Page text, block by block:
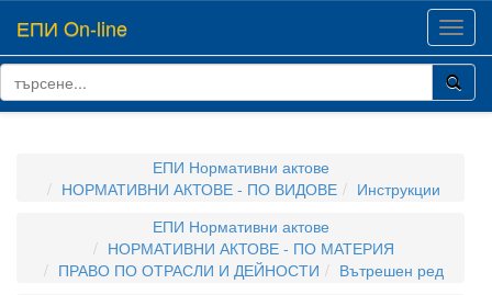
ЕПИ On-line
ЕПИ Нормативни актове
НОРМАТИВНИ АКТОВЕ - ПО ВИДОВЕ
Инструкции
ЕПИ Нормативни актове
НОРМАТИВНИ АКТОВЕ - ПО МАТЕРИЯ
ПРАВО ПО ОТРАСЛИ И ДЕЙНОСТИ
Вътрешен ред